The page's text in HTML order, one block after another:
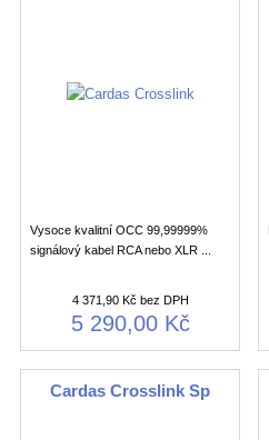
Vysoce kvalitní OCC 99,99999%
signálový kabel RCA nebo XLR ...
4 371,90 Kč bez DPH
5 290,00 Kč
Cardas Crosslink Sp